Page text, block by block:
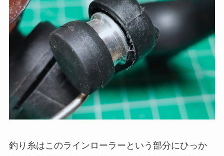
釣り糸はこのラインローラーという部分にひっか